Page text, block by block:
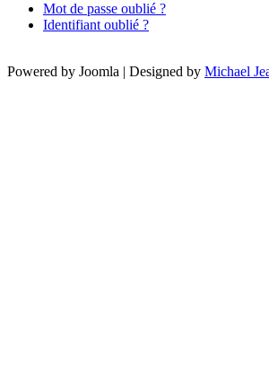
Mot de passe oublié ?
Identifiant oublié ?
Powered by Joomla | Designed by Michael